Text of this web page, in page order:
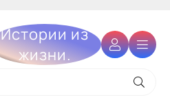
Истории из
жизни.